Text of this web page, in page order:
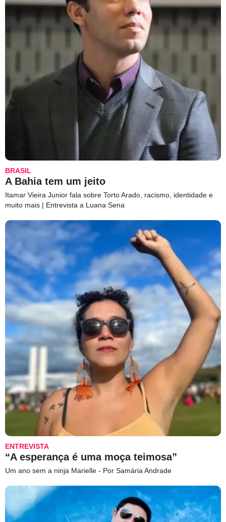
BRASIL
A Bahia tem um jeito
Itamar Vieira Junior fala sobre Torto Arado, racismo, identidade e
muito mais | Entrevista a Luana Sena
ENTREVISTA
“A esperança é uma moça teimosa”
Um ano sem a ninja Marielle - Por Samária Andrade